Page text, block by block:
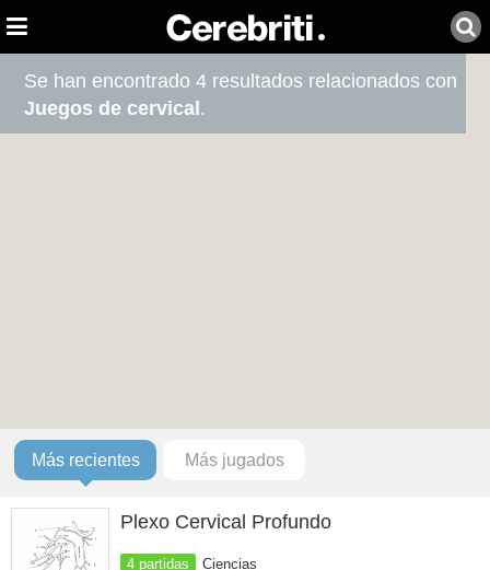
Se han encontrado 4 resultados relacionados con
Juegos de cervical .
Más recientes Más jugados
Plexo Cervical Profundo
4 partidas Ciencias